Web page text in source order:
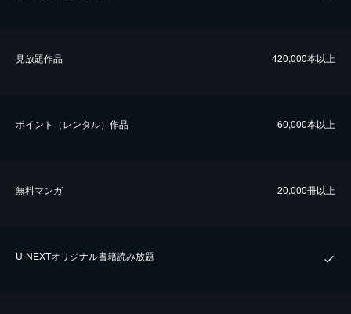
⾒放題作品 420,000本以上
ポイント（レンタル）作品 60,000本以上
無料マンガ 20,000冊以上
U-NEXTオリジナル書籍読み放題